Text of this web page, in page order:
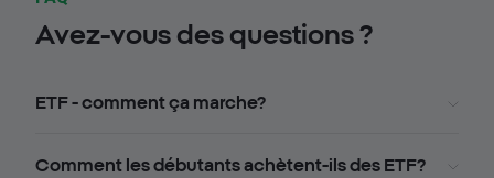
Avez-vous des questions ?
ETF - comment ça marche?
Comment les débutants achètent-ils des ETF?